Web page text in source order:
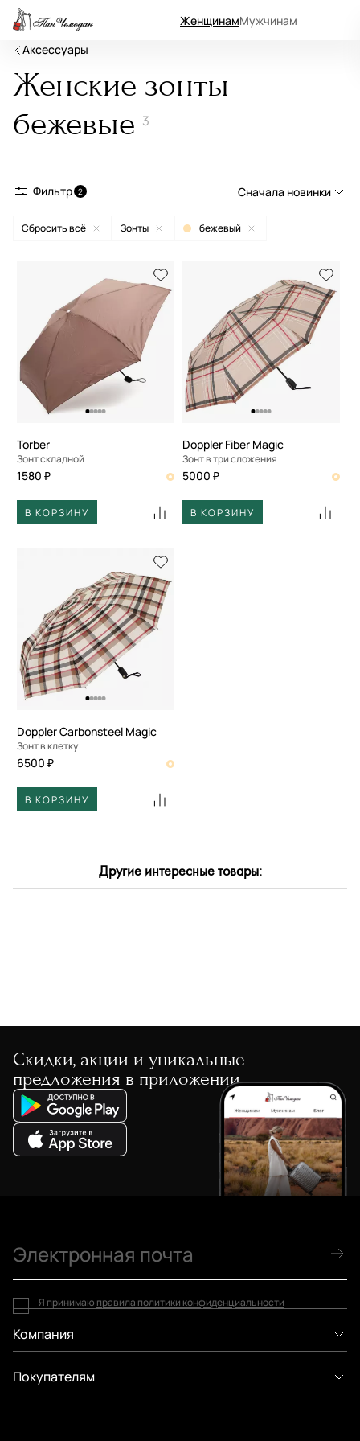
ЖенщинамМужчинам
Аксессуары
Женские зонты
бежевые 3
Фильтр 2 Сначала новинки
Сначала новинки
По возрастанию цены
По убыванию цены
По размеру скидки
По скорости доставки
Сбросить всё Зонты бежевый
Torber
Зонт складной
1580 ₽
В КОРЗИНУ
Doppler Fiber Magic
Зонт в три сложения
5000 ₽
В КОРЗИНУ
Doppler Carbonsteel Magic
Зонт в клетку
6500 ₽
В КОРЗИНУ
Другие интересные товары:
Скидки, акции и уникальные
предложения в приложении
Компания
Покупателям
Я принимаю правила политики конфиденциальности